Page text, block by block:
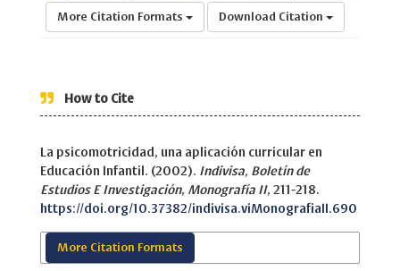
More Citation Formats Download Citation
How to Cite
La psicomotricidad, una aplicación curricular en
Educación Infantil. (2002). Indivisa, Boletín de
Estudios E Investigación, Monografía II, 211-218.
https://doi.org/10.37382/indivisa.viMonografiaII.690
More Citation Formats